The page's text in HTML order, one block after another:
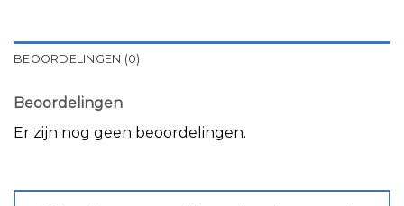
BEOORDELINGEN (0)
Beoordelingen
Er zijn nog geen beoordelingen.